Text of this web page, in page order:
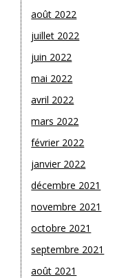
août 2022
juillet 2022
juin 2022
mai 2022
avril 2022
mars 2022
février 2022
janvier 2022
décembre 2021
novembre 2021
octobre 2021
septembre 2021
août 2021